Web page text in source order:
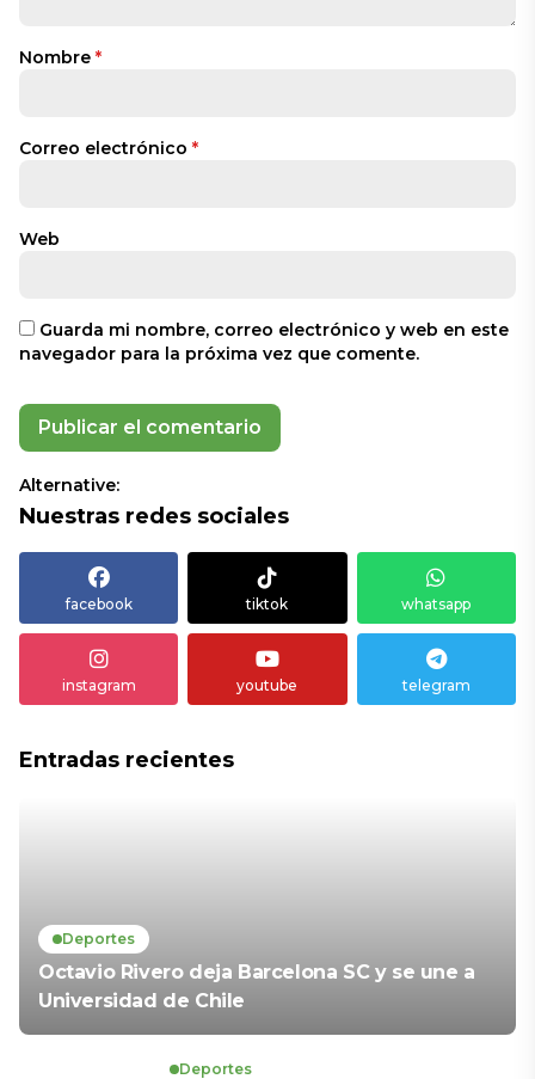
Nombre *
Correo electrónico *
Web
Guarda mi nombre, correo electrónico y web en este
navegador para la próxima vez que comente.
Alternative:
Nuestras redes sociales
facebook tiktok whatsapp
instagram youtube telegram
Entradas recientes
Deportes
Octavio Rivero deja Barcelona SC y se une a
Universidad de Chile
Deportes